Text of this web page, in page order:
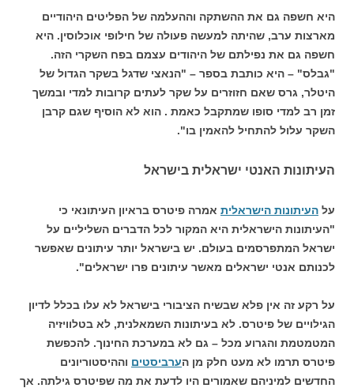
היא חשפה גם את ההשתקה וההעלמה של הפליטים היהודיים
מארצות ערב, שהיתה למעשה פעולה של חילופי אוכלוסין. היא
חשפה גם את נפילתם של היהודים עצמם בפח השקרי הזה.
"גבלס" – היא כותבת בספר – "הנאצי שדגל בשקר הגדול של
היטלר, גרס שאם חזוזרים על שקר לעתים קרובות למדי ובמשך
זמן רב למדי סופו שמתקבל כאמת . הוא לא הוסיף שגם קרבן
השקר עלול להתחיל להאמין בו".
העיתונות האנטי ישראלית בישראל
על העיתונות הישראלית אמרה פיטרס בראיון העיתונאי כי
"העיתונות הישראלית היא המקור לכל הדברים השליליים על
ישראל המתפרסמים בעולם. יש בישראל יותר עיתונים שאפשר
לכנותם אנטי ישראלים מאשר עיתונים פרו ישראלים".
על רקע זה אין פלא שבשיח הציבורי בישראל לא עלו בכלל לדיון
הגילויים של פיטרס. לא בעיתונות השמאלנית, לא בטלוויזיה
המטמטמת והגרוע מכל – גם לא במערכת החינוך. להכפשת
פיטרס תרמו לא מעט חלק מן הערביסטים וההיסטוריונים
החדשים למיניהם שאמורים היו לדעת את מה שפיטרס גילתה. אך